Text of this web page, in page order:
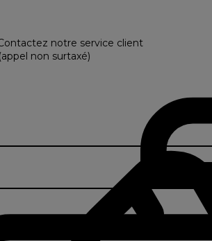
notre service client
(appel non surtaxé)
polycoton jacquard effet maille
de coton et de polyester apporte